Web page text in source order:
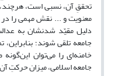
تحققِ آن، نسبی است، هرچند،
معنویت و ... نقش مهمی را در
دلیل مقیّد شدنشان به
جامعه تلقی شوند؛
خامنه‌ای را می‌توان
جامعه اسلامی، میزان